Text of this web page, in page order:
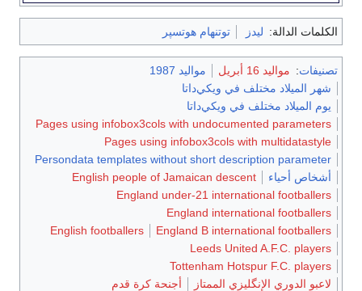
الكلمات الدالة: ليدز توتنهام هوتسپر
تصنيفات: مواليد 16 أبريل
مواليد 1987
شهر الميلاد مختلف في ويكي‌داتا
يوم الميلاد مختلف في ويكي‌داتا
Pages using infobox3cols with undocumented parameters
Pages using infobox3cols with multidatastyle
Persondata templates without short description parameter
أشخاص أحياء
English people of Jamaican descent
England under-21 international footballers
England international footballers
England B international footballers
English footballers
Leeds United A.F.C. players
Tottenham Hotspur F.C. players
لاعبو الدوري الإنگليزي الممتاز
أجنحة كرة قدم